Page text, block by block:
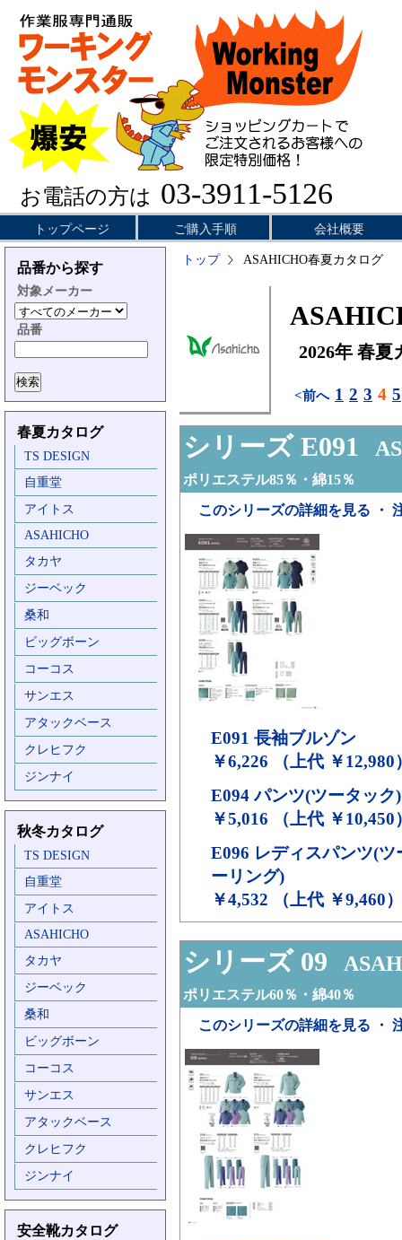
お電話の方は 03-3911-5126
トップページ ご購入手順 会社概要
品番から探す
対象メーカー
品番
春夏カタログ
TS DESIGN
自重堂
アイトス
ASAHICHO
タカヤ
ジーベック
桑和
ビッグボーン
コーコス
サンエス
アタックベース
クレヒフク
ジンナイ
秋冬カタログ
TS DESIGN
自重堂
アイトス
ASAHICHO
タカヤ
ジーベック
桑和
ビッグボーン
コーコス
サンエス
アタックベース
クレヒフク
ジンナイ
安全靴カタログ
トップ ASAHICHO春夏カタログ
2026年 春夏
<前へ 1 2 3 4 5
シリーズ E091
ポリエステル85％・綿15％
このシリーズの詳細を見る ・
E091 長袖ブルゾン
￥6,226 （上代 ￥12,980
E094パンツ(ツータック)
￥5,016 （上代 ￥10,450
E096 レディスパンツ(
ーリング)
￥4,532 （上代 ￥9,460）
シリーズ 09
ポリエステル60％・綿40％
このシリーズの詳細を見る ・